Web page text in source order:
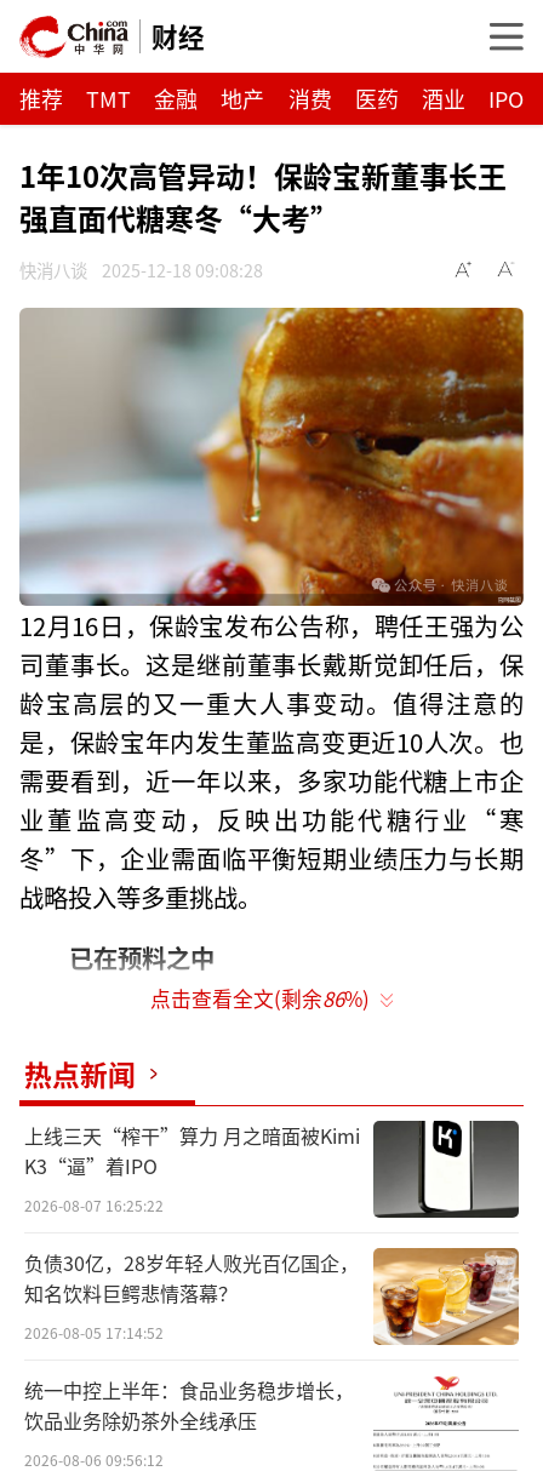
财经
推荐 TMT 金融 地产 消费 医药 酒业 IPO
1年10次高管异动！保龄宝新董事长王
强直面代糖寒冬“大考”
快消八谈 2025-12-18 09:08:28
12月16日，保龄宝发布公告称，聘任王强为公
司董事长。这是继前董事长戴斯觉卸任后，保
龄宝高层的又一重大人事变动。值得注意的
是，保龄宝年内发生董监高变更近10人次。也
需要看到，近一年以来，多家功能代糖上市企
业董监高变动，反映出功能代糖行业“寒
冬”下，企业需面临平衡短期业绩压力与长期
战略投入等多重挑战。
已在预料之中
间隔一个月，保龄宝董事长“辞旧迎
新”。
11月17日，戴斯觉因个人原因申请辞去保
龄宝董事长、董事、董事会战略委员会主任委
员职务。戴斯觉出生于1995年1月，曾是“A股
戴斯觉辞任的背后，是保龄宝在行业竞争
压力下，对经营团队进行变革。2021年后，随
着无糖饮料市场爆发，大量新生产商涌入赤藓
糖醇领域，导致产能过剩和价格战。2023年，
保龄宝糖醇产品销售额同比骤减41.79%，毛利
点击查看全文(剩余86%)
热点新闻
上线三天“榨干”算力 月之暗面被Kimi
K3“逼”着IPO
2026-08-07 16:25:22
负债30亿，28岁年轻人败光百亿国企，
知名饮料巨鳄悲情落幕？
2026-08-05 17:14:52
统一中控上半年：食品业务稳步增长，
饮品业务除奶茶外全线承压
2026-08-06 09:56:12